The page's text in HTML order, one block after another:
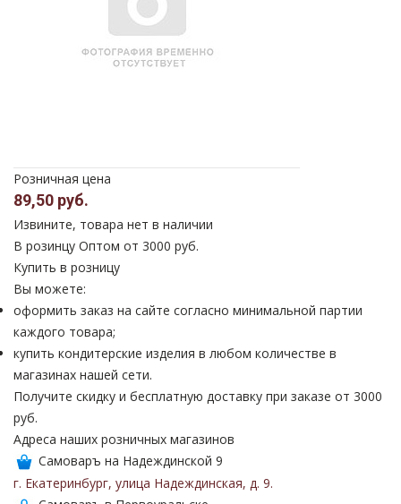
Розничная цена
89,50 руб.
Извините, товара нет в наличии
В розинцу Оптом от 3000 руб.
Купить в розницу
Вы можете:
оформить заказ на сайте согласно минимальной партии
каждого товара;
купить кондитерские изделия в любом количестве в
магазинах нашей сети.
Получите скидку и бесплатную доставку при заказе от 3000
руб.
Адреса наших розничных магазинов
Самоваръ на Надеждинской 9
г. Екатеринбург, улица Надеждинская, д. 9.